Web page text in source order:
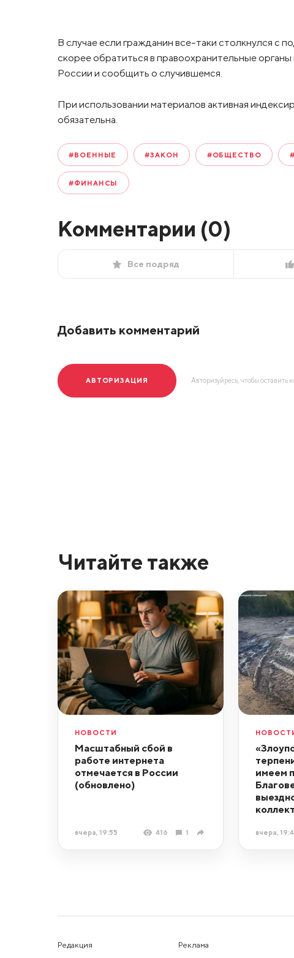
В случае если гражданин все-таки столкнулся с
скорее обратиться в правоохранительные
России и сообщить о случившемся.
При использовании материалов активная
обязательна.
#ВОЕННЫЕ #ЗАКОН #ОБЩЕСТВО
#ФИНАНСЫ
Комментарии (0)
Все подряд
Добавить комментарий
АВТОРИЗАЦИЯ Авторизуйресь, чтобы оставить
Читайте также
НОВОСТИ
Масштабный сбой в
работе интернета
отмечается в России
(обновлено)
вчера, 19:55 416 1
имеем
вчера,
Редакция Реклама